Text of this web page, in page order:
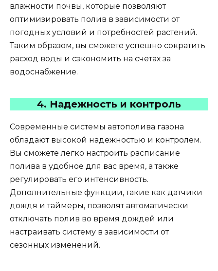
влажности почвы, которые позволяют
оптимизировать полив в зависимости от
погодных условий и потребностей растений.
Таким образом, вы сможете успешно сократить
расход воды и сэкономить на счетах за
водоснабжение.
4. Надежность и контроль
Современные системы автополива газона
обладают высокой надежностью и контролем.
Вы сможете легко настроить расписание
полива в удобное для вас время, а также
регулировать его интенсивность.
Дополнительные функции, такие как датчики
дождя и таймеры, позволят автоматически
отключать полив во время дождей или
настраивать систему в зависимости от
сезонных изменений.